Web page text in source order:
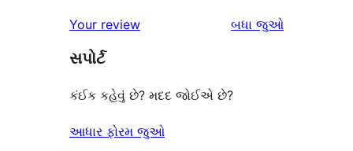
સમીક્ષાઓ
સ્ટાર
સમીક્ષાઓ
Your review બધા સમીક્ષાઓ
જુઓ
સપોર્ટ
કંઈક કહેવું છે? મદદ જોઈએ છે?
આધાર ફોરમ જુઓ